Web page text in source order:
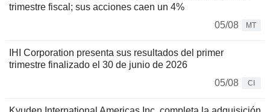
trimestre fiscal; sus acciones caen un 4%
05/08
MT
IHI Corporation presenta sus resultados del primer
trimestre finalizado el 30 de junio de 2026
05/08
CI